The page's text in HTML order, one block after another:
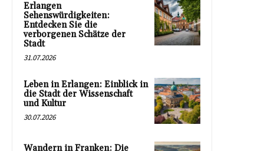
Erlangen
Sehenswürdigkeiten:
Entdecken Sie die
verborgenen Schätze der
Stadt
31.07.2026
Leben in Erlangen: Einblick in
die Stadt der Wissenschaft
und Kultur
30.07.2026
Wandern in Franken: Die